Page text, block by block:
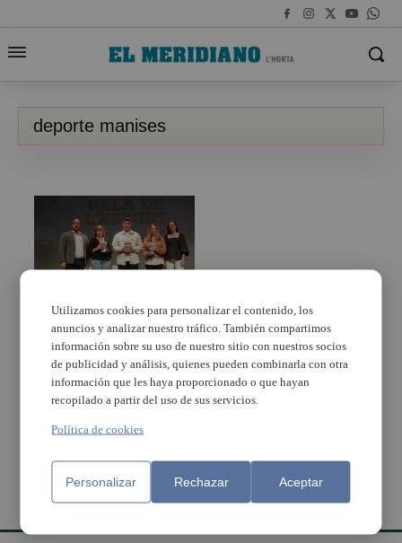
deporte manises
La XXII Gala de l’Esport
de Manises premia
Trinidad Molina, Javier
Oña i el Club
Gimnàstica Rítmica
Manises
Utilizamos cookies para personalizar el contenido, los
anuncios y analizar nuestro tráfico. También compartimos
información sobre su uso de nuestro sitio con nuestros socios
de publicidad y análisis, quienes pueden combinarla con otra
información que les haya proporcionado o que hayan
recopilado a partir del uso de sus servicios.
Política de cookies
Personalizar Rechazar Aceptar